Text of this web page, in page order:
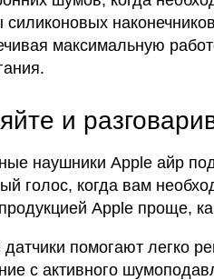
силиконовых
максимальную
и
наушники Apple айр
голос, когда вам
Apple проще,
помогают легко
с активного